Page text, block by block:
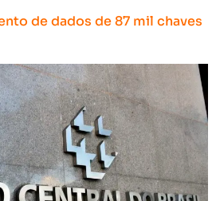
de dados de 87 mil chaves